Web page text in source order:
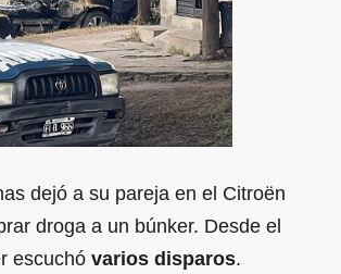
dejó a su pareja en el Citroën
droga a un búnker. Desde el
escuchó varios disparos.